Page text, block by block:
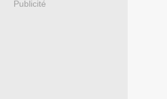
Publicité